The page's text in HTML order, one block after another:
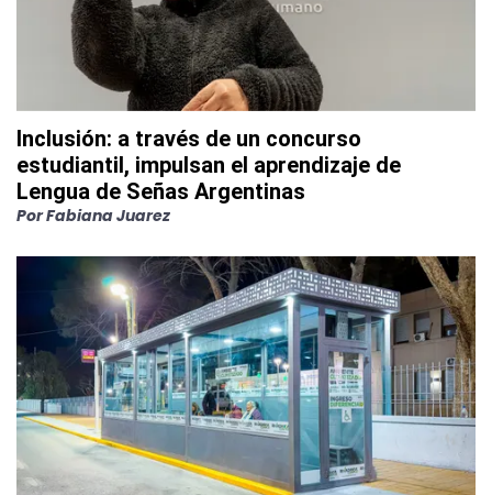
Inclusión: a través de un concurso
estudiantil, impulsan el aprendizaje de
Lengua de Señas Argentinas
PorFabiana Juarez